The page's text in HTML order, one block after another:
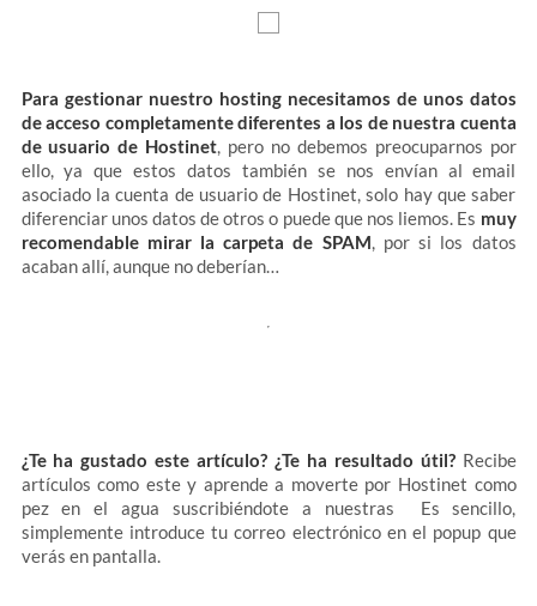
Para gestionar nuestro hosting necesitamos de unos datos
de acceso completamente diferentes a los de nuestra cuenta
de usuario de Hostinet, pero no debemos preocuparnos por
ello, ya que estos datos también se nos envían al email
asociado la cuenta de usuario de Hostinet, solo hay que saber
diferenciar unos datos de otros o puede que nos liemos. Es muy
recomendable mirar la carpeta de SPAM, por si los datos
acaban allí, aunque no deberían…
¿Te ha gustado este artículo? ¿Te ha resultado útil?Recibe
artículos como este y aprende a moverte por Hostinet como
pez en el agua suscribiéndote a nuestras Es sencillo,
simplemente introduce tu correo electrónico en el popup que
verás en pantalla.